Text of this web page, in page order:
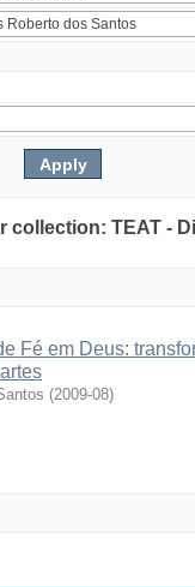
collection: TEAT -
Fé em Deus:
(2009-08)